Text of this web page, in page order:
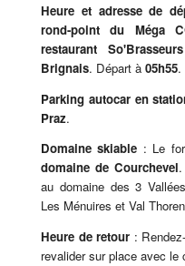
Heure et adresse de
rond-point du Méga
restaurant
Brignais. Départ à 05h55.
Parking autocar en
Praz.
Domaine skiable : Le
domaine de Courchevel
au domaine des 3
Les Ménuires et Val
Heure de retour :
revalider sur place avec le